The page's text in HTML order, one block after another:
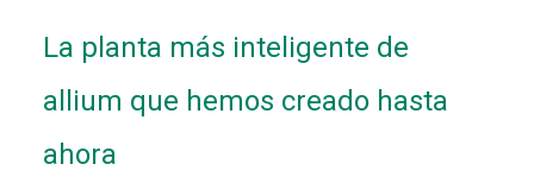
La planta más inteligente de
allium que hemos creado hasta
ahora